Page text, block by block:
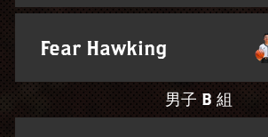
Fear Hawking
男子 B 組